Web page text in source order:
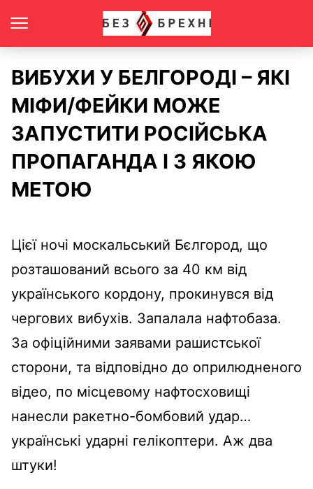
ВИБУХИ У БЕЛГОРОДІ – ЯКІ
МІФИ/ФЕЙКИ МОЖЕ
ЗАПУСТИТИ РОСІЙСЬКА
ПРОПАГАНДА І З ЯКОЮ
МЕТОЮ
Цієї ночі москальський Бєлгород, що
розташований всього за 40 км від
українського кордону, прокинувся від
чергових вибухів. Запалала нафтобаза.
За офіційними заявами рашистської
сторони, та відповідно до оприлюдненого
відео, по місцевому нафтосховищі
нанесли ракетно-бомбовий удар…
українські ударні гелікоптери. Аж два
штуки!